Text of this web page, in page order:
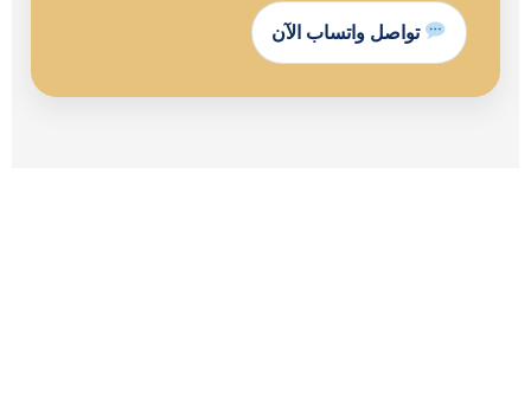
تواصل واتساب الآن